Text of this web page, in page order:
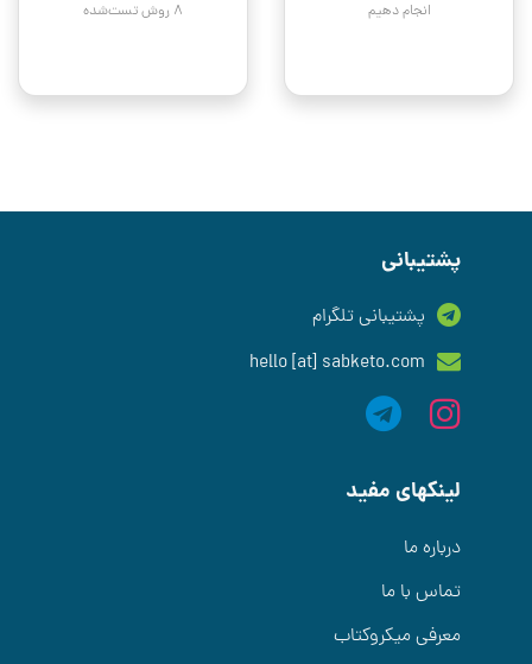
انجام دهیم
۸ روش تست‌شده
پشتیبانی
پشتیبانی تلگرام
hello [at] sabketo.com
لینکهای مفید
درباره ما
تماس با ما
معرفی میکروکتاب